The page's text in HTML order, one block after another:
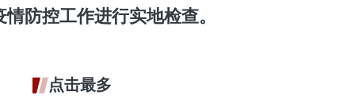
防控工作进行实地检查。
点击最多